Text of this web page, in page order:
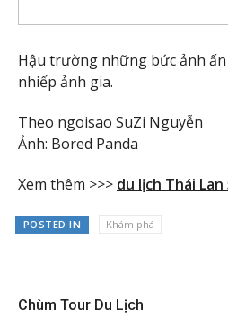
Hậu trường những bức ảnh
nhiếp ảnh gia.
Theo ngoisao SuZi Nguyễn
Ảnh: Bored Panda
Xem thêm >>> du lịch Thái Lan
POSTED IN Khám phá
Chùm Tour Du Lịch